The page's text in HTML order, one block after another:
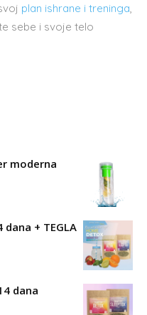
plan ishrane i treninga,
sebe i svoje telo
moderna
dana + TEGLA
dana